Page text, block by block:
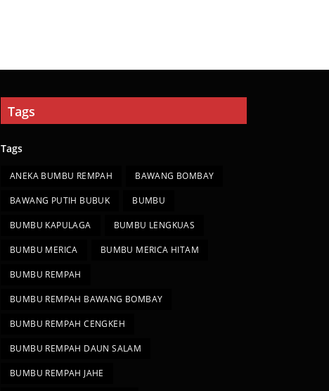
Tags
Tags
ANEKA BUMBU REMPAH BAWANG BOMBAY
BAWANG PUTIH BUBUK BUMBU
BUMBU KAPULAGA BUMBU LENGKUAS
BUMBU MERICA BUMBU MERICA HITAM
BUMBU REMPAH
BUMBU REMPAH BAWANG BOMBAY
BUMBU REMPAH CENGKEH
BUMBU REMPAH DAUN SALAM
BUMBU REMPAH JAHE